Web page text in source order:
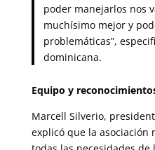
poder manejarlos nos
muchísimo mejor y
problemáticas”,
dominicana.
Equipo y
Marcell Silverio,
explicó que la asociación